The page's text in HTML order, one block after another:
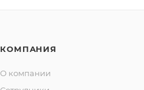
КОМПАНИЯ
О компании